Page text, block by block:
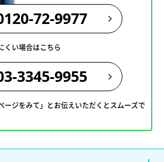
72-9977
くい場合はこちら
3345-9955
ージをみて」とお伝えいただくとスムーズで